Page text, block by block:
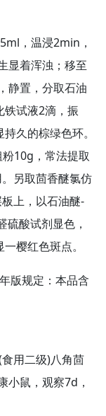
，温浸2min，
显着浑浊；移至
静置，分取石油
铁试液2滴，振
久的棕绿色环。
粉10g，常法提取
另取茴香醚氯仿
上，以石油醚-
酸试剂显色，
樱红色斑点。
版规定：本品含
用二级)八角茴
小鼠，观察7d，